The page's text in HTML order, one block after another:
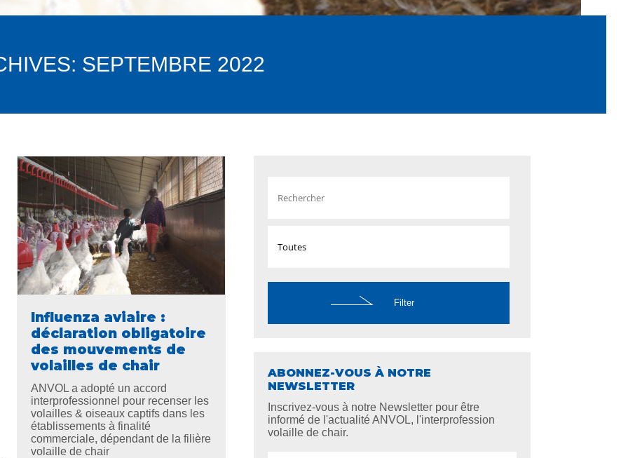
SEPTEMBRE 2022
Influenza aviaire :
déclaration obligatoire
des mouvements de
volailles de chair
ANVOL a adopté un accord
interprofessionnel pour recenser les
volailles & oiseaux captifs dans les
établissements à finalité
commerciale, dépendant de la filière
volaille de chair
ABONNEZ-VOUS À NOTRE
NEWSLETTER
Inscrivez-vous à notre Newsletter pour être
informé de l'actualité ANVOL, l'interprofession
volaille de chair.